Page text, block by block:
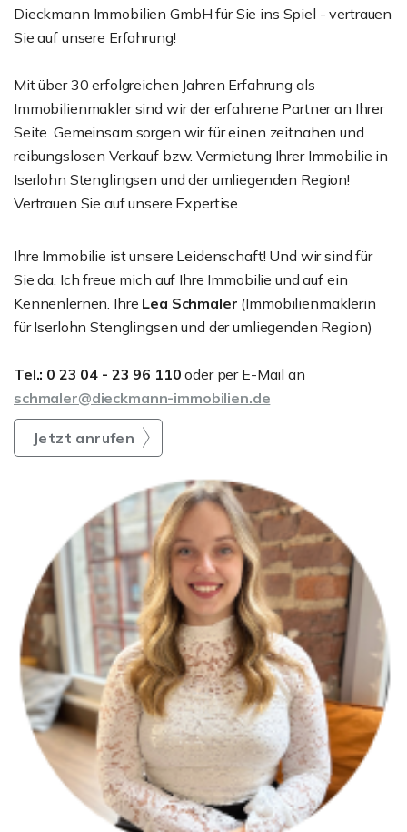
Dieckmann Immobilien GmbH für Sie ins Spiel - vertrauen
Sie auf unsere Erfahrung!
Mit über 30 erfolgreichen Jahren Erfahrung als
Immobilienmakler sind wir der erfahrene Partner an Ihrer
Seite. Gemeinsam sorgen wir für einen zeitnahen und
reibungslosen Verkauf bzw. Vermietung Ihrer Immobilie in
Iserlohn Stenglingsen und der umliegenden Region!
Vertrauen Sie auf unsere Expertise.
Ihre Immobilie ist unsere Leidenschaft! Und wir sind für
Sie da. Ich freue mich auf Ihre Immobilie und auf ein
Kennenlernen. Ihre Lea Schmaler (Immobilienmaklerin
für Iserlohn Stenglingsen und der umliegenden Region)
Tel.: 0 23 04 - 23 96 110oder per E-Mail an
schmaler@dieckmann-immobilien.de
Jetzt anrufen